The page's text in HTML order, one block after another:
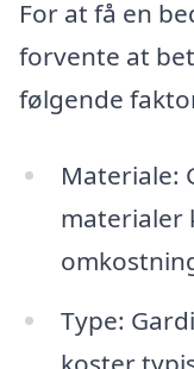
For at få en
forvente at
følgende
Materiale:
materialer
Type: